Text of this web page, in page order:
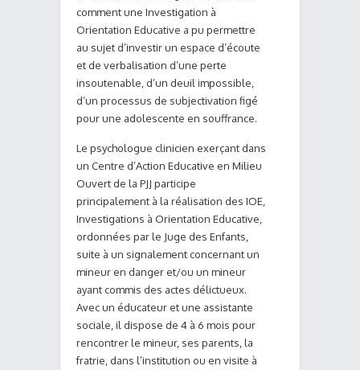
comment une Investigation à
Orientation Educative a pu permettre
au sujet d’investir un espace d’écoute
et de verbalisation d’une perte
insoutenable, d’un deuil impossible,
d’un processus de subjectivation figé
pour une adolescente en souffrance.
Le psychologue clinicien exerçant dans
un Centre d’Action Educative en Milieu
Ouvert de la PJJ participe
principalement à la réalisation des IOE,
Investigations à Orientation Educative,
ordonnées par le Juge des Enfants,
suite à un signalement concernant un
mineur en danger et/ou un mineur
ayant commis des actes délictueux.
Avec un éducateur et une assistante
sociale, il dispose de 4 à 6 mois pour
rencontrer le mineur, ses parents, la
fratrie, dans l’institution ou en visite à